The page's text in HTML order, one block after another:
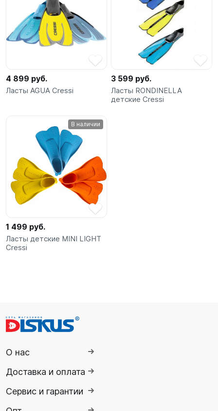
Подарочные
Карты
Акции
4 899 руб.
Ласты AGUA Cressi
3 599 руб.
Ласты RONDINELLA
детские Cressi
В наличии
1 499 руб.
Ласты детские MINI LIGHT
Cressi
О нас
Доставка и оплата
Сервис и гарантии